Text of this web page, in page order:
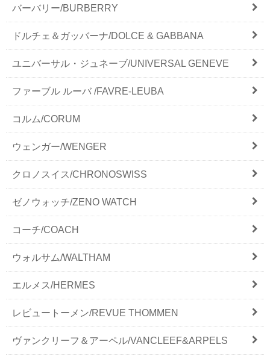
バーバリー/BURBERRY
ドルチェ＆ガッバーナ/DOLCE & GABBANA
ユニバーサル・ジュネーブ/UNIVERSAL GENEVE
ファーブル ルーバ /FAVRE-LEUBA
コルム/CORUM
ウェンガー/WENGER
クロノスイス/CHRONOSWISS
ゼノウォッチ/ZENO WATCH
コーチ/COACH
ウォルサム/WALTHAM
エルメス/HERMES
レビュートーメン/REVUE THOMMEN
ヴァンクリーフ＆アーペル/VANCLEEF&ARPELS